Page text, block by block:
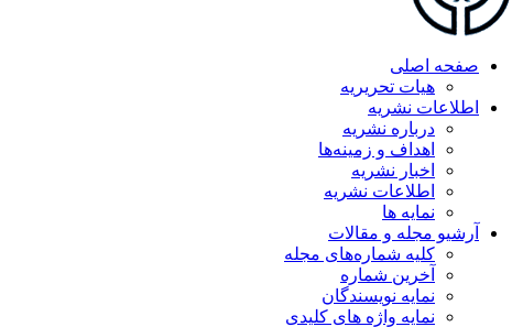
صفحه اصلی
هیات تحریریه
اطلاعات نشریه
درباره نشریه
اهداف و زمینه‌ها
اخبار نشریه
اطلاعات نشریه
نمایه ها
آرشیو مجله و مقالات
کلیه شماره‌های مجله
آخرین شماره
نمایه نویسندگان
نمایه واژه های کلیدی